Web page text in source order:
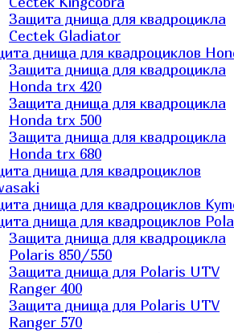
Защита днища для квадроцикла
Cectek Gladiator
днища для квадроциклов
Защита днища для квадроцикла
Honda trx 420
Защита днища для квадроцикла
Honda trx 500
Защита днища для квадроцикла
Honda trx 680
днища для квадроциклов
днища для квадроциклов
днища для квадроциклов
Защита днища для квадроцикла
Polaris 850/550
Защита днища для Polaris UTV
Ranger 400
Защита днища для Polaris UTV
Ranger 570